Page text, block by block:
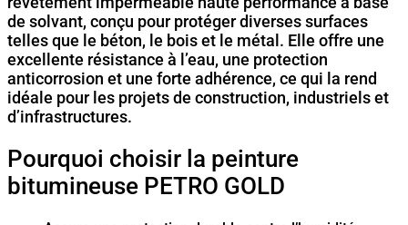
de solvant, conçu pour protéger diverses surfaces
telles que le béton, le bois et le métal. Elle offre une
excellente résistance à l’eau, une protection
anticorrosion et une forte adhérence, ce qui la rend
idéale pour les projets de construction, industriels et
d’infrastructures.
Pourquoi choisir la peinture
bitumineuse PETRO GOLD